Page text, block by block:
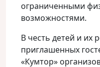
ограниченными
возможностями.
В честь детей и их
приглашенных
«Кумтор»